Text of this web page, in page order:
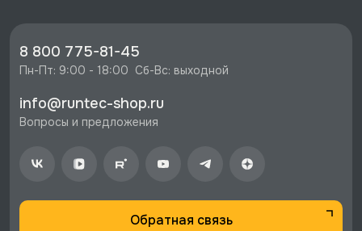
384027 со скидкой - 7060 руб.
⚡️ Бесплатная доставка в Москве, Санкт-
стоимости заказа.
8 800 775-81-45
Пн-Пт: 9:00 - 18:00  Сб-Вс: выходной
info@runtec-shop.ru
Вопросы и предложения
Обратная связь